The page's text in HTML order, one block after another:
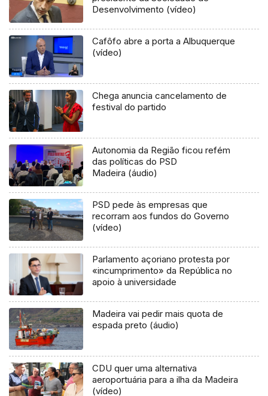
Desenvolvimento (vídeo)
Cafôfo abre a porta a Albuquerque
(vídeo)
Chega anuncia cancelamento de
festival do partido
Autonomia da Região ficou refém
das políticas do PSD
Madeira (áudio)
PSD pede às empresas que
recorram aos fundos do Governo
(vídeo)
Parlamento açoriano protesta por
«incumprimento» da República no
apoio à universidade
Madeira vai pedir mais quota de
espada preto (áudio)
CDU quer uma alternativa
aeroportuária para a ilha da Madeira
(vídeo)